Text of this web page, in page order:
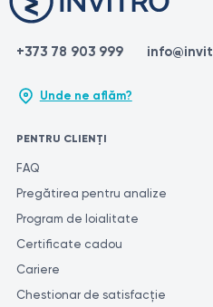
+373 78 903 999
Unde ne aflăm?
PENTRU CLIENȚI
FAQ
Pregătirea pentru analize
Program de loialitate
Certificate cadou
Cariere
Chestionar de satisfacție